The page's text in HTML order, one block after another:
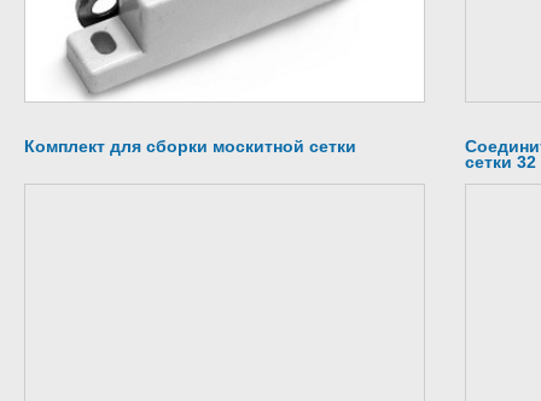
Комплект для сборки москитной сетки
сетки